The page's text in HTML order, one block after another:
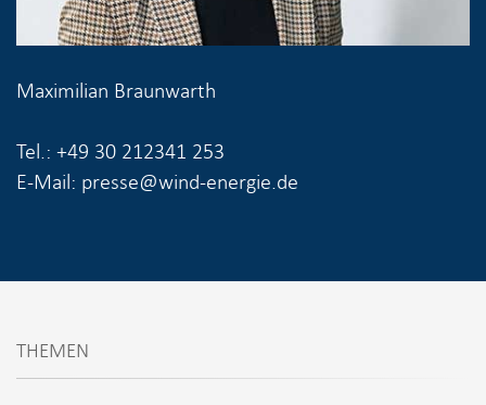
Maximilian Braunwarth
Tel.: +49 30 212341 253
E-Mail: presse@wind-energie.de
THEMEN